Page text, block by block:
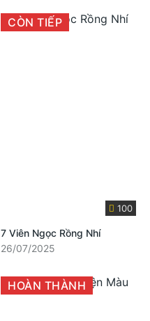
100
CÒN TIẾP
7 Viên Ngọc Rồng Nhí
26/07/2025
HOÀN THÀNH